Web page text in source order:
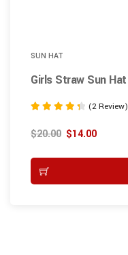
SUN HAT
Girls Straw Sun Hat
4.50
out of 5
(2 Review)
$20.00 $14.00